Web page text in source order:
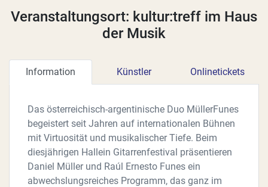
Veranstaltungsort: kultur:treff im Haus
der Musik
Information Künstler Onlinetickets
Das österreichisch-argentinische Duo MüllerFunes
begeistert seit Jahren auf internationalen Bühnen
mit Virtuosität und musikalischer Tiefe. Beim
diesjährigen Hallein Gitarrenfestival präsentieren
Daniel Müller und Raúl Ernesto Funes ein
abwechslungsreiches Programm, das ganz im